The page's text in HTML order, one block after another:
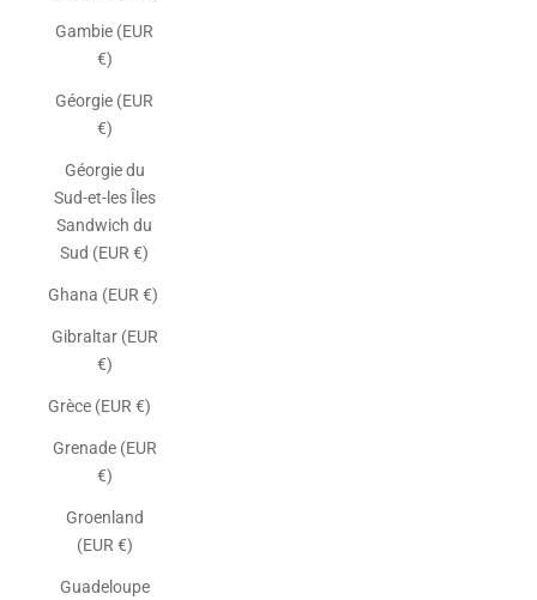
Gambie (EUR
€)
Géorgie (EUR
€)
Géorgie du
Sud-et-les Îles
Sandwich du
Sud (EUR €)
Ghana (EUR €)
Gibraltar (EUR
€)
Grèce (EUR €)
Grenade (EUR
€)
Groenland
(EUR €)
Guadeloupe